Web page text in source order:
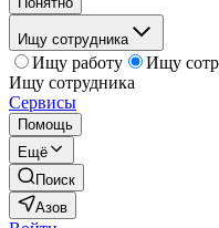
Ищу сотрудника
Ищу работу
Ищу
Ищу сотрудника
Сервисы
Помощь
Ещё
Поиск
Азов